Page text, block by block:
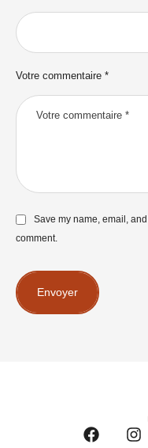
Votre commentaire *
Save my name, email,
comment.
Envoyer